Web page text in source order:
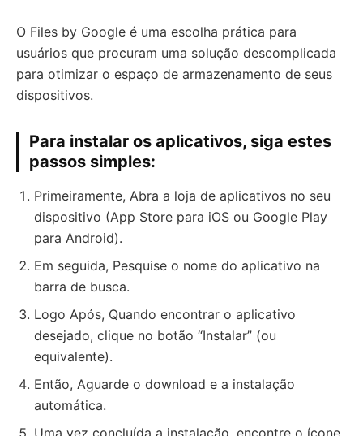
O Files by Google é uma escolha prática para
usuários que procuram uma solução descomplicada
para otimizar o espaço de armazenamento de seus
dispositivos.
Para instalar os aplicativos, siga estes
passos simples:
Primeiramente, Abra a loja de aplicativos no seu
dispositivo (App Store para iOS ou Google Play
para Android).
Em seguida, Pesquise o nome do aplicativo na
barra de busca.
Logo Após, Quando encontrar o aplicativo
desejado, clique no botão “Instalar” (ou
equivalente).
Então, Aguarde o download e a instalação
automática.
Uma vez concluída a instalação, encontre o ícone